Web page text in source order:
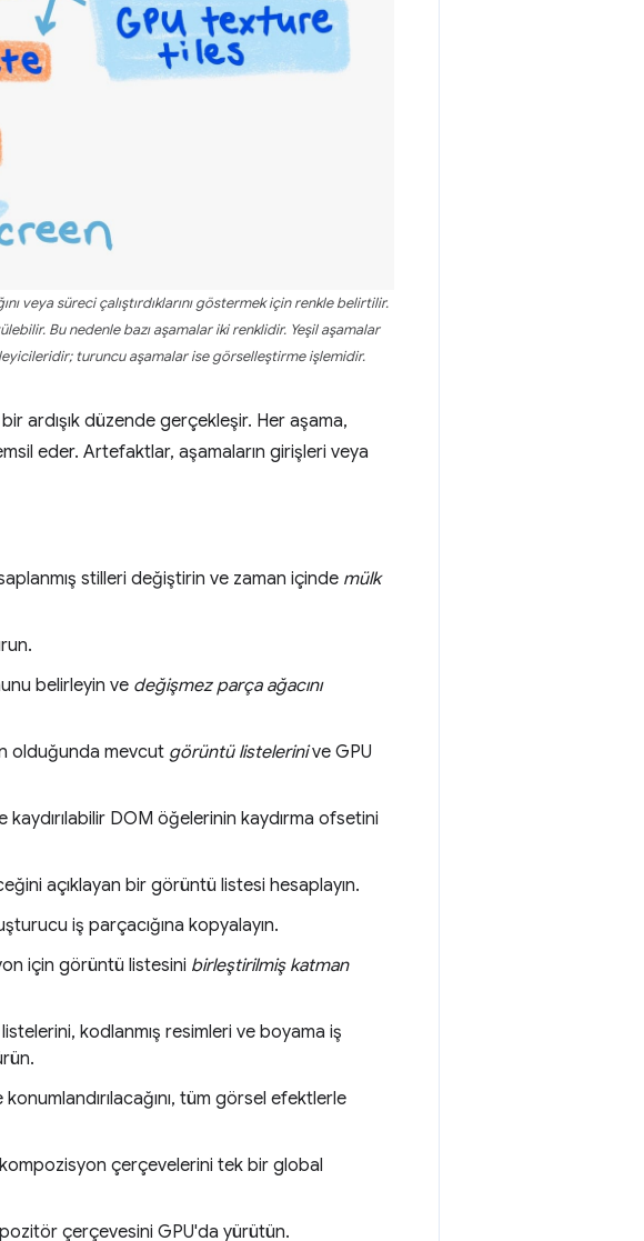
veya süreci çalıştırdıklarını göstermek için renkle belirtilir.
Bu nedenle bazı aşamalar iki renklidir. Yeşil aşamalar
turuncu aşamalar ise görselleştirme işlemidir.
ardışık düzende gerçekleşir. Her aşama,
eder. Artefaktlar, aşamaların girişleri veya
stilleri değiştirin ve zaman içinde mülk
belirleyin ve değişmez parça ağacını
olduğunda mevcut görüntü listelerinive GPU
DOM öğelerinin kaydırma ofsetini
açıklayan bir görüntü listesi hesaplayın.
iş parçacığına kopyalayın.
için görüntü listesini birleştirilmiş katman
kodlanmış resimleri ve boyama iş
tüm görsel efektlerle
çerçevelerini tek bir global
çerçevesini GPU'da yürütün.